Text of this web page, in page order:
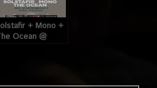
+ Mono +
Ocean @